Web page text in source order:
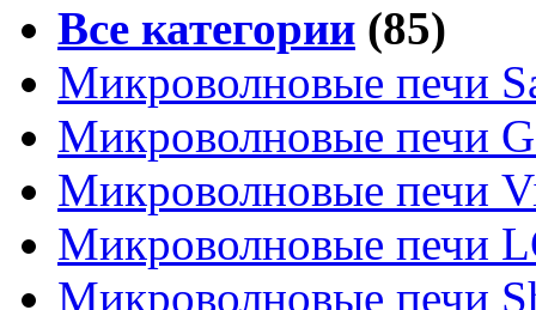
Все категории (85)
Микроволновые печи
Микроволновые печи
Микроволновые печи
Микроволновые печи
Микроволновые печи